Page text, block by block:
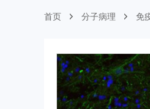
首页 分子病理 免